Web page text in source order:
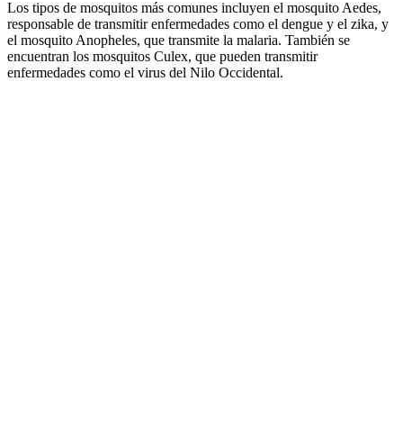
Los tipos de mosquitos más comunes incluyen el mosquito Aedes,
responsable de transmitir enfermedades como el dengue y el zika, y
el mosquito Anopheles, que transmite la malaria. También se
encuentran los mosquitos Culex, que pueden transmitir
enfermedades como el virus del Nilo Occidental.